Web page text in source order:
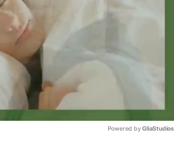
Powered by GliaStudios